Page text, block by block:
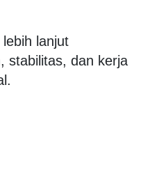
lanjut
stabilitas, dan kerja